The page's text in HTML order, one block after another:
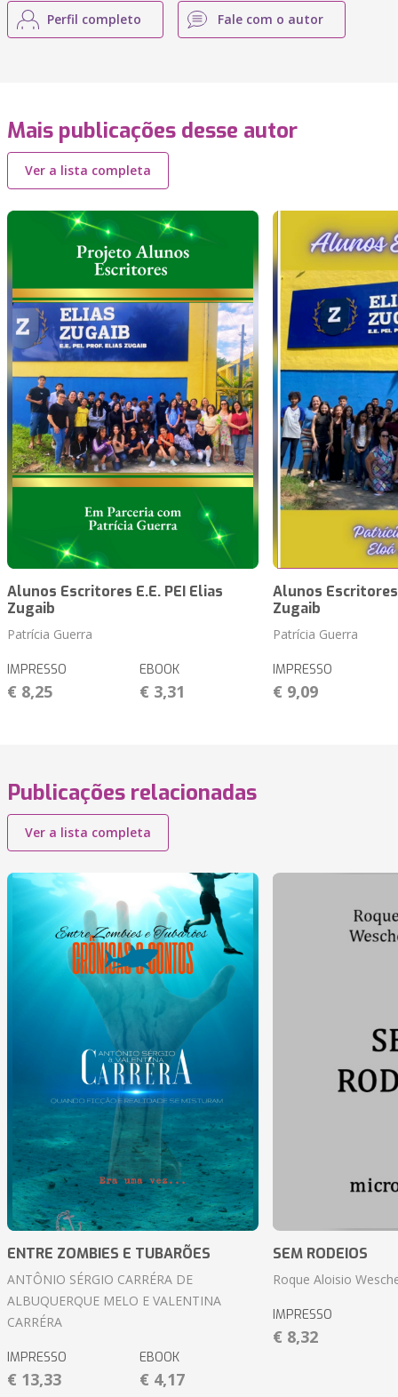
Perfil completo Fale com o autor
Mais publicações desse autor
Ver a lista completa
Alunos Escritores E.E. PEI Elias
Zugaib
Patrícia Guerra
IMPRESSO
€ 8,25
EBOOK
€ 3,31
Alunos Escritores
Zugaib
Patrícia Guerra
IMPRESSO
€ 9,09
Publicações relacionadas
Ver a lista completa
ENTRE ZOMBIES E TUBARÕES
ANTÔNIO SÉRGIO CARRÉRA DE
ALBUQUERQUE MELO E VALENTINA
CARRÉRA
IMPRESSO
€ 13,33
EBOOK
€ 4,17
SEM RODEIOS
Roque Aloisio
IMPRESSO
€ 8,32